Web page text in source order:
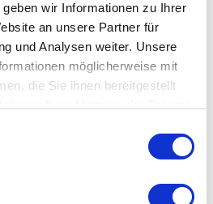
wir Informationen zu Ihrer
an unsere Partner für
und Analysen weiter. Unsere
möglicherweise mit
die Sie ihnen bereitgestellt